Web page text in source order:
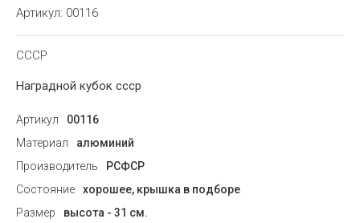
Артикул: 00116
СССР
Наградной кубок ссср
Артикул
00116
Материал
алюминий
Производитель
РСФСР
Состояние
хорошее, крышка в подборе
Размер
высота - 31 см.